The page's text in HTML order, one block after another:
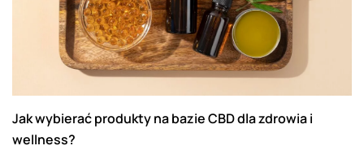
Jak wybierać produkty na bazie CBD dla zdrowia i
wellness?